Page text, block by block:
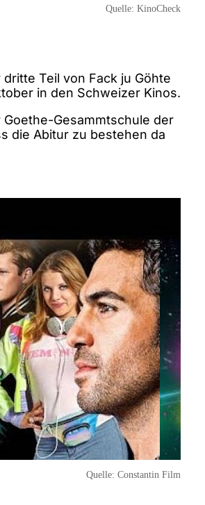
Quelle: KinoCheck
Teil von Fack ju Göhte
in den Schweizer Kinos.
Gesammtschule der
die Abitur zu bestehen da
Quelle: Constantin Film